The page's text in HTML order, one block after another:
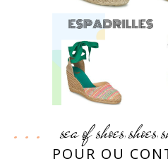
sea of shoes,shoes,
POUR OU